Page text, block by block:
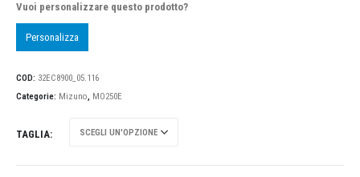
Vuoi personalizzare questo prodotto?
Personalizza
COD: 32EC8900_05.116
Categorie: Mizuno, MO250E
TAGLIA